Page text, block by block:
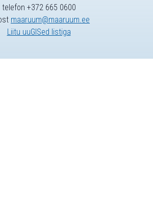
telefon +372 665 0600
maaruum@maaruum.ee
Liitu uuGISed listiga